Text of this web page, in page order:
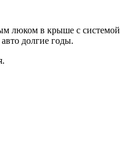
люком в крыше с системой
долгие годы.